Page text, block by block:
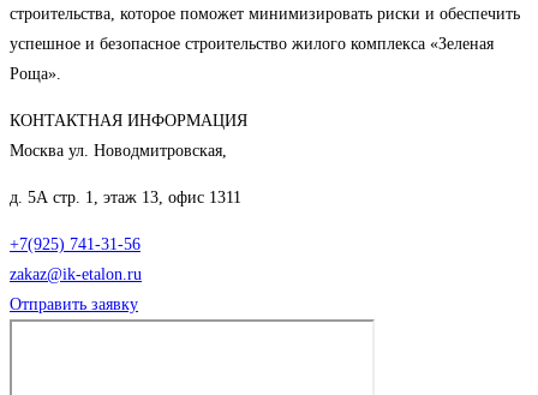
строительства, которое поможет минимизировать риски и обеспечить
успешное и безопасное строительство жилого комплекса «Зеленая
Роща».
КОНТАКТНАЯ ИНФОРМАЦИЯ
Москва ул. Новодмитровская,
д. 5А стр. 1, этаж 13, офис 1311
+7(925) 741-31-56
zakaz@ik-etalon.ru
Отправить заявку